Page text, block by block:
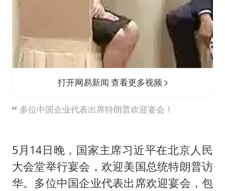
打开网易新闻 查看更多视频
多位中国企业代表出席特朗普欢迎宴会！
5月14日晚，国家主席习近平在北京人民
大会堂举行宴会，欢迎美国总统特朗普访
华。多位中国企业代表出席欢迎宴会，包